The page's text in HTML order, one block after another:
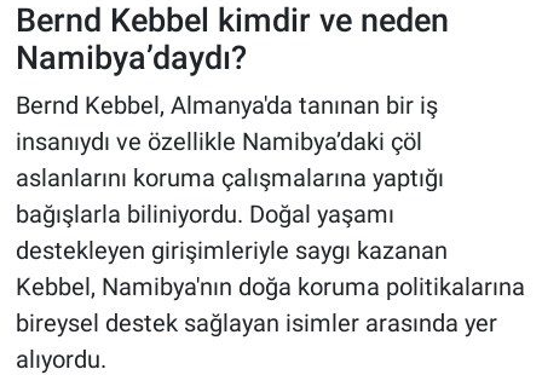
Bernd Kebbel kimdir ve neden
Namibya’daydı?
Bernd Kebbel, Almanya'da tanınan bir iş
insanıydı ve özellikle Namibya’daki çöl
aslanlarını koruma çalışmalarına yaptığı
bağışlarla biliniyordu. Doğal yaşamı
destekleyen girişimleriyle saygı kazanan
Kebbel, Namibya'nın doğa koruma politikalarına
bireysel destek sağlayan isimler arasında yer
alıyordu.